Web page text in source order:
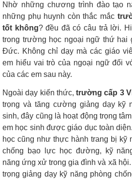
Nhờ những chương trình đào tạo
những phụ huynh còn thắc mắc
tốt không? đều đã có câu trả lời.
trong trường học ngoại ngữ thứ hai
Đức. Không chỉ dạy mà các giáo
em hiểu vai trò của ngoại ngữ đối
của các em sau này.
Ngoài dạy kiến thức, trường cấp 3
trọng và tăng cường giảng dạy kỹ
sinh, đây cũng là hoạt động trọng
em học sinh được giáo dục toàn
học cũng như thực hành trang bị kỹ
chống bạo lực học đường, kỹ
năng ứng xử trong gia đình và xã
trọng giảng dạy kỹ năng phòng